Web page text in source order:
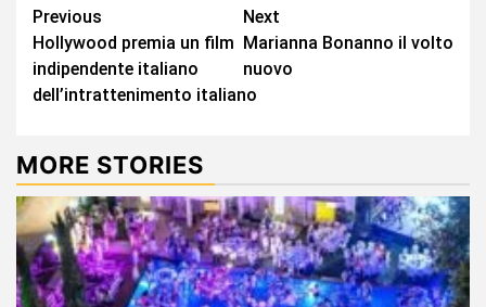
Continue
Reading
Previous
Hollywood premia un film
indipendente italiano
Next
Marianna Bonanno il volto
nuovo
dell’intrattenimento italiano
MORE STORIES